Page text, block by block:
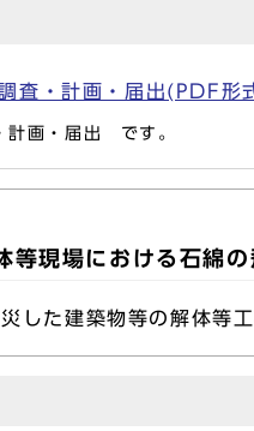
査・計画・届出(PDF
画・届出 です。
現場における石綿の
した建築物等の解体等